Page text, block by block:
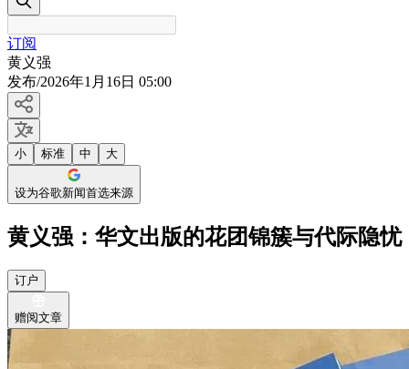
订阅
黄义强
发布/2026年1月16日 05:00
小 标准 中 大
设为谷歌新闻首选来源
黄义强：华文出版的花团锦簇与代际隐忧
订户
赠阅文章